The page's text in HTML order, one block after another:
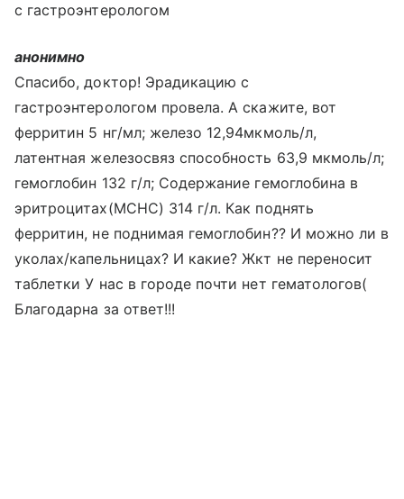
с гастроэнтерологом
анонимно
Спасибо, доктор! Эрадикацию с
гастроэнтерологом провела. А скажите, вот
ферритин 5 нг/мл; железо 12,94мкмоль/л,
латентная железосвяз способность 63,9 мкмоль/л;
гемоглобин 132 г/л; Содержание гемоглобина в
эритроцитах(MCHC) 314 г/л. Как поднять
ферритин, не поднимая гемоглобин?? И можно ли в
уколах/капельницах? И какие? Жкт не переносит
таблетки У нас в городе почти нет гематологов(
Благодарна за ответ!!!